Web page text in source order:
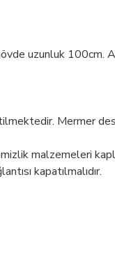
uzunluk 100cm.
Mermer
malzemeleri
kapatılmalıdır.